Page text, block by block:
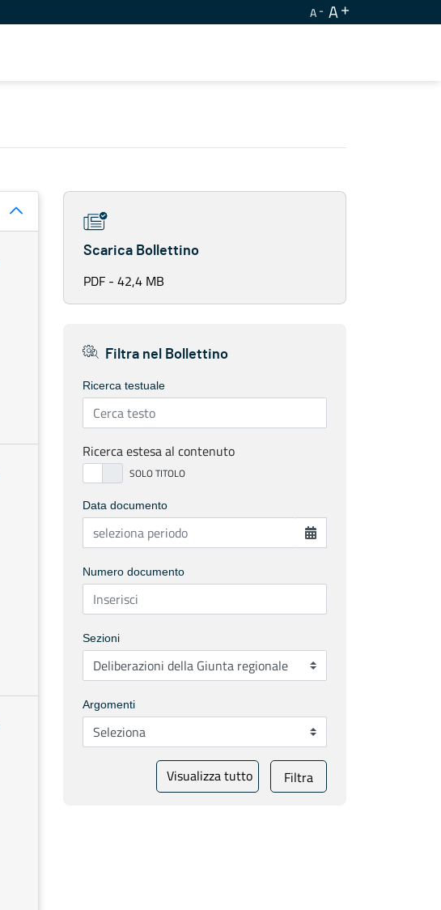
A A
Scarica Bollettino
PDF - 42,4 MB
Filtra nel Bollettino
Ricerca testuale
Ricerca estesa al contenuto
Data documento
Numero documento
Sezioni
Argomenti
Visualizza tutto Filtra